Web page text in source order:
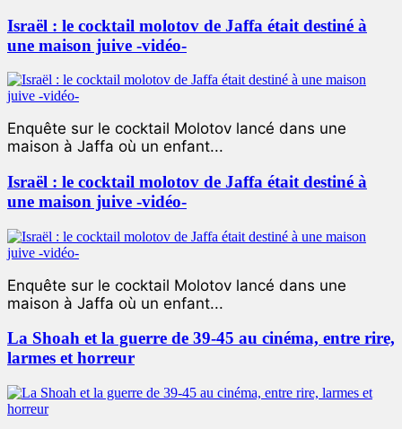
Israël : le cocktail molotov de Jaffa était destiné à
une maison juive -vidéo-
Enquête sur le cocktail Molotov lancé dans une
maison à Jaffa où un enfant...
Israël : le cocktail molotov de Jaffa était destiné à
une maison juive -vidéo-
Enquête sur le cocktail Molotov lancé dans une
maison à Jaffa où un enfant...
La Shoah et la guerre de 39-45 au cinéma, entre rire,
larmes et horreur